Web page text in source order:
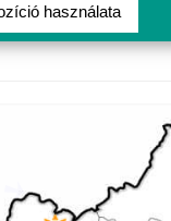
használata